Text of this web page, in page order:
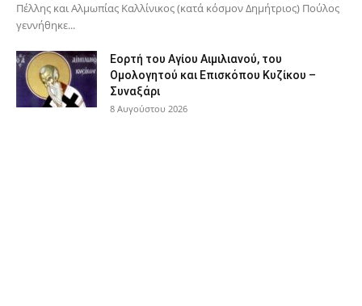
Πέλλης και Αλμωπίας Καλλίνικος (κατά κόσμον Δημήτριος) Πούλος
γεννήθηκε...
Εορτή του Αγίου Αιμιλιανού, του
Ομολογητού και Επισκόπου Κυζίκου –
Συναξάρι
8 Αυγούστου 2026